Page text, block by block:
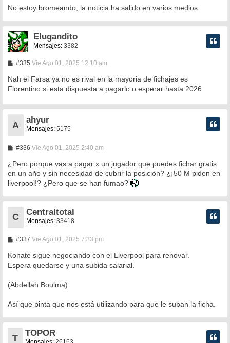
No estoy bromeando, la noticia ha salido en varios medios.
Elugandito
Mensajes: 3382
#335M
n
a
e
Vie Ago 01, 2025 12:10 am
Nah el Farsa ya no es rival en la mayoria de fichajes es
Florentino si esta dispuesta a pagarlo o esperar hasta 2026
A
ahyur
Mensajes: 5175
#336M
n
s
a
j
Vie Ago 01, 2025 2:40 am
¿Pero porque vas a pagar x un jugador que puedes fichar gratis
en un año y sin necesidad de cubrir la posición? ¿¡50 M piden en
liverpool!? ¿Pero que se han fumao?
C
Centraltotal
Mensajes: 33418
#337M
n
a
e
Vie Ago 01, 2025 7:33 pm
Konate sigue negociando con el Liverpool para renovar.
Espera quedarse y una subida salarial.
(Abdellah Boulma)
Así que pinta que nos está utilizando para que le suban la ficha.
T
TOPOR